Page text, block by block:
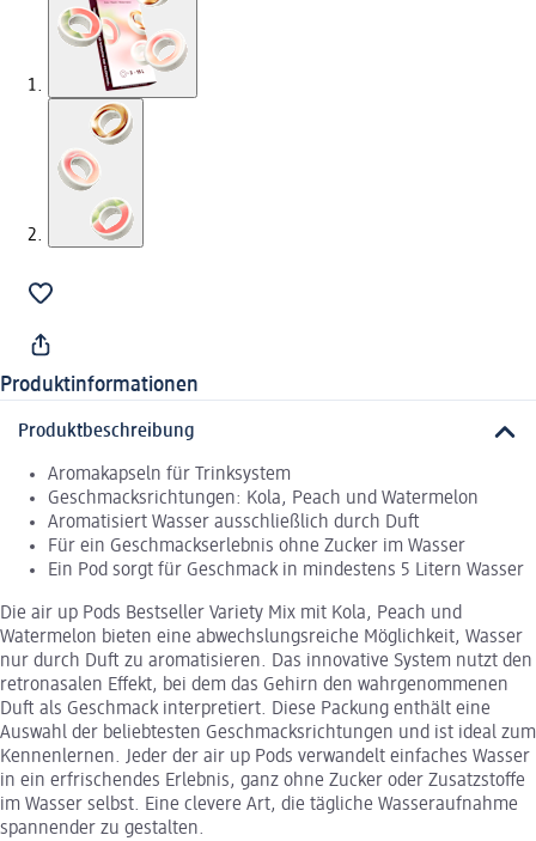
Produktinformationen
Produktbeschreibung
Aromakapseln für Trinksystem
Geschmacksrichtungen: Kola, Peach und Watermelon
Aromatisiert Wasser ausschließlich durch Duft
Für ein Geschmackserlebnis ohne Zucker im Wasser
Ein Pod sorgt für Geschmack in mindestens 5 Litern Wasser
Die air up Pods Bestseller Variety Mix mit Kola, Peach und
Watermelon bieten eine abwechslungsreiche Möglichkeit, Wasser
nur durch Duft zu aromatisieren. Das innovative System nutzt den
retronasalen Effekt, bei dem das Gehirn den wahrgenommenen
Duft als Geschmack interpretiert. Diese Packung enthält eine
Auswahl der beliebtesten Geschmacksrichtungen und ist ideal zum
Kennenlernen. Jeder der air up Pods verwandelt einfaches Wasser
in ein erfrischendes Erlebnis, ganz ohne Zucker oder Zusatzstoffe
im Wasser selbst. Eine clevere Art, die tägliche Wasseraufnahme
spannender zu gestalten.